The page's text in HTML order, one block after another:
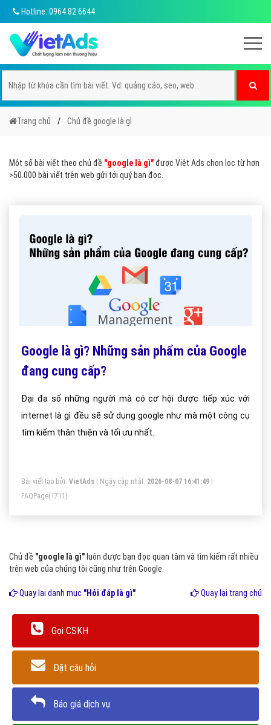
Hotline: 0964 82 6644
Trang chủ Chủ đề google là gì
Một số bài viết theo chủ đề "google là gì"được Việt Ads chọn lọc từ hơn
>50.000 bài viết trên web gửi tới quý bạn đọc.
Google là gì? Những sản phẩm của Google
đang cung cấp?
Đại đa số những người mà có cơ hội được tiếp xúc với
internet là gì đều sẽ sử dụng google như mà một công cụ
tìm kiếm thân thiện và tối ưu nhất.
Bài viết tạo bởi: VietAds | Ngày cập nhật: 2026-08-07 16:41:49
FAQPage(1711)
Chủ đề "google là gì" luôn được bạn đọc quan tâm và tìm kiếm rất nhiều
trên web của chúng tôi cũng như trên Google.
Quay lại danh mục "Hỏi đáp là gì" Quay lại trang chủ
Gọi CSKH
Đặt câu hỏi
Báo giá dịch vụ